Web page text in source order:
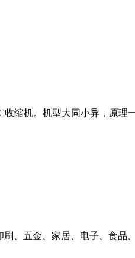
缩机。机型大同小异，原
、五金、家居、电子、食品